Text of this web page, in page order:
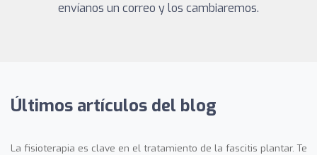
envíanos un correo y los cambiaremos.
Últimos artículos del blog
La fisioterapia es clave en el tratamiento de la fascitis plantar. Te